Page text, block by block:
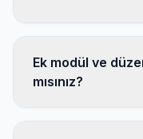
Ek modül ve
mısınız?